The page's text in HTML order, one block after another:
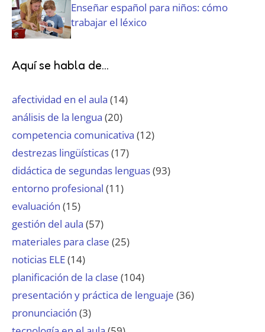
Enseñar español para niños: cómo
trabajar el léxico
Aquí se habla de...
afectividad en el aula (14)
análisis de la lengua (20)
competencia comunicativa (12)
destrezas lingüísticas(17)
didáctica de segundas lenguas(93)
entorno profesional (11)
evaluación (15)
gestión del aula (57)
materiales para clase (25)
noticias ELE(14)
planificación de la clase (104)
presentación y práctica de lenguaje (36)
pronunciación (3)